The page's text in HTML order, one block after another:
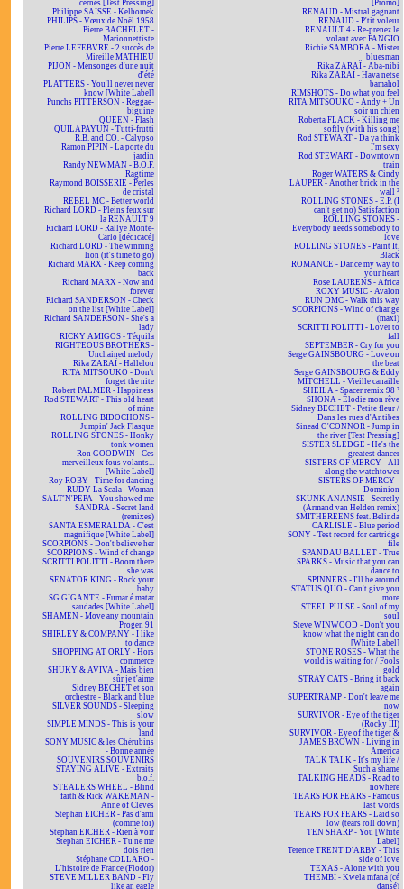
cernés [Test Pressing]
Philippe SAISSE - Kelbomek
PHILIPS - Vœux de Noël 1958
Pierre BACHELET -
Marionnettiste
Pierre LEFEBVRE - 2 succès de
Mireille MATHIEU
PIJON - Mensonges d'une nuit
d'été
PLATTERS - You'll never never
know [White Label]
Punchs PITTERSON - Reggae-
biguine
QUEEN - Flash
QUILAPAYUN - Tutti-frutti
R.B. and CO. - Calypso
Ramon PIPIN - La porte du
jardin
Randy NEWMAN - B.O.F.
Ragtime
Raymond BOISSERIE - Perles
de cristal
REBEL MC - Better world
Richard LORD - Pleins feux sur
la RENAULT 9
Richard LORD - Rallye Monte-
Carlo [dédicacé]
Richard LORD - The winning
lion (it's time to go)
Richard MARX - Keep coming
back
Richard MARX - Now and
forever
Richard SANDERSON - Check
on the list [White Label]
Richard SANDERSON - She's a
lady
RICKY AMIGOS - Téquila
RIGHTEOUS BROTHERS -
Unchained melody
Rika ZARAÏ - Hallelou
RITA MITSOUKO - Don't
forget the nite
Robert PALMER - Happiness
Rod STEWART - This old heart
of mine
ROLLING BIDOCHONS -
Jumpin' Jack Flasque
ROLLING STONES - Honky
tonk women
Ron GOODWIN - Ces
merveilleux fous volants...
[White Label]
Roy ROBY - Time for dancing
RUDY La Scala - Woman
SALT'N'PEPA - You showed me
SANDRA - Secret land
(remixes)
SANTA ESMERALDA - C'est
magnifique [White Label]
SCORPIONS - Don't believe her
SCORPIONS - Wind of change
SCRITTI POLITTI - Boom there
she was
SENATOR KING - Rock your
baby
SG GIGANTE - Fumar é matar
saudades [White Label]
SHAMEN - Move any mountain
Progen 91
SHIRLEY & COMPANY - I like
to dance
SHOPPING AT ORLY - Hors
commerce
SHUKY & AVIVA - Mais bien
sûr je t'aime
Sidney BECHET et son
orchestre - Black and blue
SILVER SOUNDS - Sleeping
slow
SIMPLE MINDS - This is your
land
SONY MUSIC & les Chérubins
- Bonne année
SOUVENIRS SOUVENIRS
STAYING ALIVE - Extraits
b.o.f.
STEALERS WHEEL - Blind
faith & Rick WAKEMAN -
Anne of Cleves
Stephan EICHER - Pas d'ami
(comme toi)
Stephan EICHER - Rien à voir
Stephan EICHER - Tu ne me
dois rien
Stéphane COLLARO -
L'histoire de France (Flodor)
STEVE MILLER BAND - Fly
like an eagle
[Promo]
RENAUD - Mistral gagnant
RENAUD - P'tit voleur
RENAULT 4 - Re-prenez le
volant avec FANGIO
Richie SAMBORA - Mister
bluesman
Rika ZARAÏ - Aba-nibi
Rika ZARAÏ - Hava netse
bamahol
RIMSHOTS - Do what you feel
RITA MITSOUKO - Andy + Un
soir un chien
Roberta FLACK - Killing me
softly (with his song)
Rod STEWART - Da ya think
I'm sexy
Rod STEWART - Downtown
train
Roger WATERS & Cindy
LAUPER - Another brick in the
wall ²
ROLLING STONES - E.P. (I
can't get no) Satisfaction
ROLLING STONES -
Everybody needs somebody to
love
ROLLING STONES - Paint It,
Black
ROMANCE - Dance my way to
your heart
Rose LAURENS - Africa
ROXY MUSIC - Avalon
RUN DMC - Walk this way
SCORPIONS - Wind of change
(maxi)
SCRITTI POLITTI - Lover to
fall
SEPTEMBER - Cry for you
Serge GAINSBOURG - Love on
the beat
Serge GAINSBOURG & Eddy
MITCHELL - Vieille canaille
SHEILA - Spacer remix 98 ²
SHONA - Elodie mon rêve
Sidney BECHET - Petite fleur /
Dans les rues d'Antibes
Sinead O'CONNOR - Jump in
the river [Test Pressing]
SISTER SLEDGE - He's the
greatest dancer
SISTERS OF MERCY - All
along the watchtower
SISTERS OF MERCY -
Dominion
SKUNK ANANSIE - Secretly
(Armand van Helden remix)
SMITHEREENS feat. Belinda
CARLISLE - Blue period
SONY - Test record for cartridge
file
SPANDAU BALLET - True
SPARKS - Music that you can
dance to
SPINNERS - I'll be around
STATUS QUO - Can't give you
more
STEEL PULSE - Soul of my
soul
Steve WINWOOD - Don't you
know what the night can do
[White Label]
STONE ROSES - What the
world is waiting for / Fools
gold
STRAY CATS - Bring it back
again
SUPERTRAMP - Don't leave me
now
SURVIVOR - Eye of the tiger
(Rocky III)
SURVIVOR - Eye of the tiger &
JAMES BROWN - Living in
America
TALK TALK - It's my life /
Such a shame
TALKING HEADS - Road to
nowhere
TEARS FOR FEARS - Famous
last words
TEARS FOR FEARS - Laid so
low (tears roll down)
TEN SHARP - You [White
Label]
Terence TRENT D'ARBY - This
side of love
TEXAS - Alone with you
THEMBI - Kwela mfana (cé
dansé)